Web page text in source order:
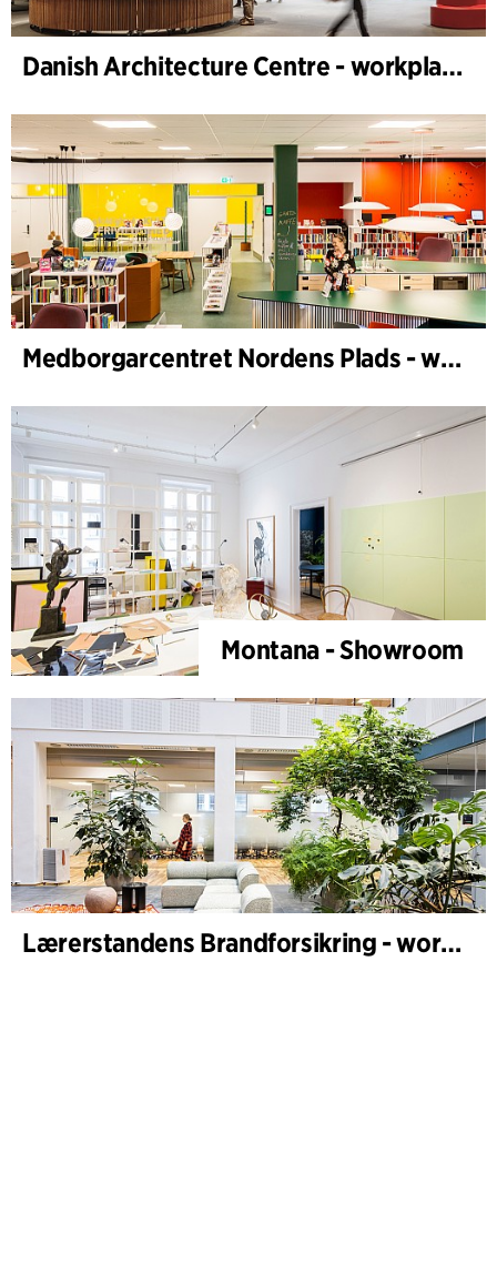
Danish Architecture Centre - workplace design
Medborgarcentret Nordens Plads - workplace design
Montana - Showroom
Lærerstandens Brandforsikring - workplace design